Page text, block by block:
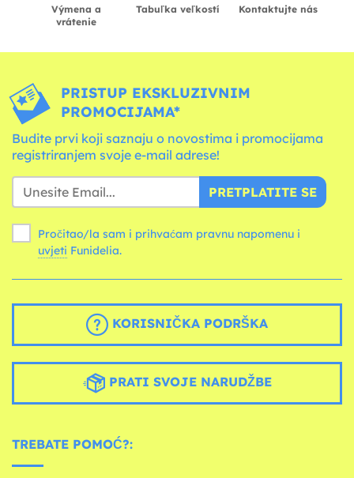
Výmena a
vrátenie
Tabuľka veľkostí Kontaktujte nás
PRISTUP EKSKLUZIVNIM
PROMOCIJAMA*
Budite prvi koji saznaju o novostima i promocijama
registriranjem svoje e-mail adrese!
PRETPLATITE SE
Pročitao/la sam i prihvaćam pravnu napomenu i
uvjeti Funidelia.
KORISNIČKA PODRŠKA
PRATI SVOJE NARUDŽBE
TREBATE POMOĆ?: